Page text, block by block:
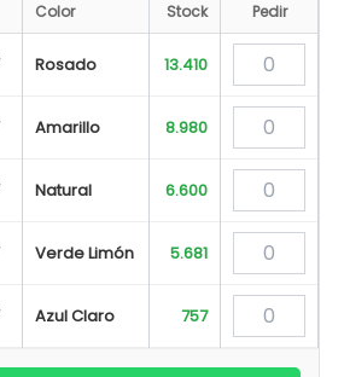
Color Stock Pedir
Rosado 13.410
Amarillo 8.980
Natural 6.600
Verde Limón 5.681
Azul Claro 757